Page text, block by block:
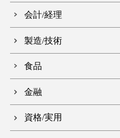
会計/経理
製造/技術
食品
金融
資格/実用